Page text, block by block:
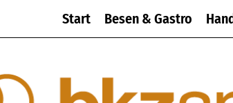
Start Besen & Gastro